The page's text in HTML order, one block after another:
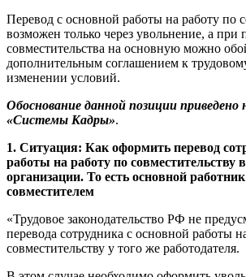
Перевод с основной работы на работу по
возможен только через увольнение, а при
совместительства на основную можно
дополнительным соглашением к
изменении условий.
Обоснование данной позиции
«Системы Кадры».
1. Ситуация: Как оформить перевод
работы на работу по совместительству
организации. То есть основной
совместителем
«Трудовое законодательство РФ не
перевода сотрудника с основной работы
совместительству у того же работодателя.